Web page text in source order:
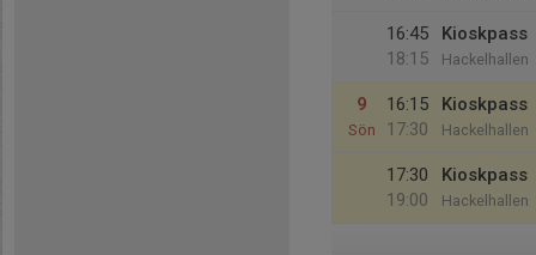
16:45
18:15
Kioskpass
Hackelhallen
9
Sön
16:15
17:30
Kioskpass
Hackelhallen
17:30
19:00
Kioskpass
Hackelhallen